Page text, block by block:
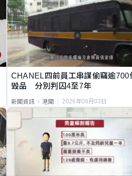
CHANEL四前員工串謀偷竊逾700
毀品 分別判囚4至7年
新聞資訊 港聞 2026年08月03日